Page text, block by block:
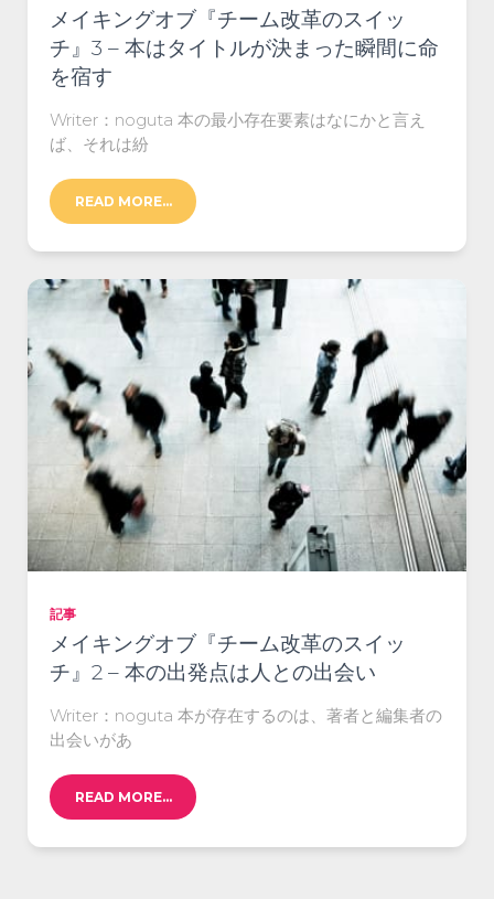
メイキングオブ『チーム改革のスイッ
チ』3 – 本はタイトルが決まった瞬間に命
を宿す
Writer：noguta 本の最小存在要素はなにかと言え
ば、それは紛
READ MORE…
記事
メイキングオブ『チーム改革のスイッ
チ』2 – 本の出発点は人との出会い
Writer：noguta 本が存在するのは、著者と編集者の
出会いがあ
READ MORE…